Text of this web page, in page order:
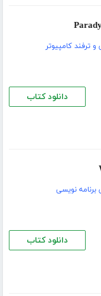
ترفند کامپیوتر
دانلود کتاب
نویسی
دانلود کتاب